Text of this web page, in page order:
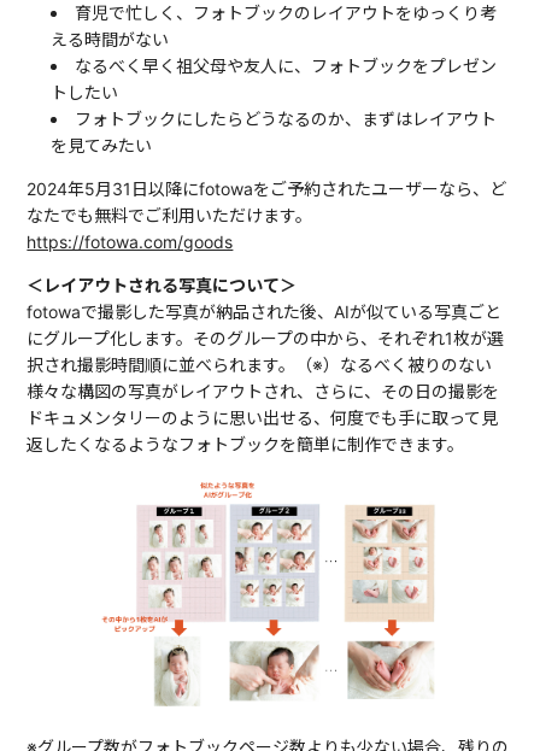
育児で忙しく、フォトブックのレイアウトをゆっくり考
える時間がない
なるべく早く祖父母や友人に、フォトブックをプレゼン
トしたい
フォトブックにしたらどうなるのか、まずはレイアウト
を見てみたい
2024年5月31日以降にfotowaをご予約されたユーザーなら、ど
なたでも無料でご利用いただけます。
https://fotowa.com/goods
＜レイアウトされる写真について＞
fotowaで撮影した写真が納品された後、AIが似ている写真ごと
にグループ化します。そのグループの中から、それぞれ1枚が選
択され撮影時間順に並べられます。（※）なるべく被りのない
様々な構図の写真がレイアウトされ、さらに、その日の撮影を
ドキュメンタリーのように思い出せる、何度でも手に取って見
返したくなるようなフォトブックを簡単に制作できます。
※グループ数がフォトブックページ数よりも少ない場合、残りの